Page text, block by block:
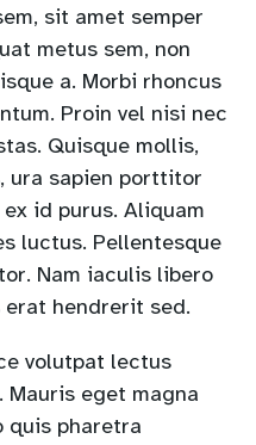
sit amet semper
metus sem, non
a. Morbi rhoncus
Proin vel nisi nec
Quisque mollis,
ura sapien porttitor
id purus. Aliquam
luctus. Pellentesque
Nam iaculis libero
hendrerit sed.
volutpat lectus
eget magna
quis pharetra